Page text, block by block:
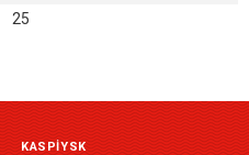
25
ул. Монтажная, 33а)
KASPIYSK